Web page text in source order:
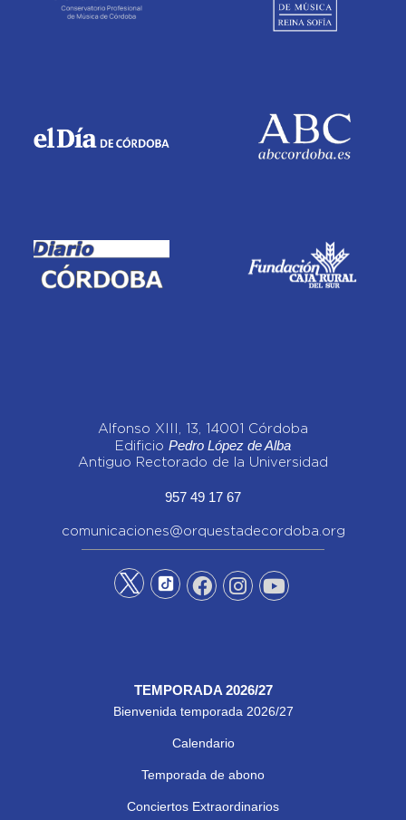
Alfonso XIII, 13, 14001 Córdoba
Edificio Pedro López de Alba
Antiguo Rectorado de la Universidad
957 49 17 67
comunicaciones@orquestadecordoba.org
TEMPORADA 2026/27
Bienvenida temporada 2026/27
Calendario
Temporada de abono
Conciertos Extraordinarios